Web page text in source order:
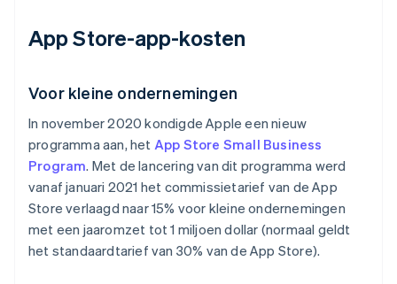
App Store-app-kosten
Voor kleine ondernemingen
In november 2020 kondigde Apple een nieuw
programma aan, het App Store Small Business
Program. Met de lancering van dit programma werd
vanaf januari 2021 het commissietarief van de App
Store verlaagd naar 15% voor kleine ondernemingen
met een jaaromzet tot 1 miljoen dollar (normaal geldt
het standaardtarief van 30% van de App Store).